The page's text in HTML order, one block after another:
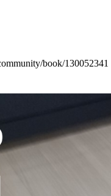
book/130052341